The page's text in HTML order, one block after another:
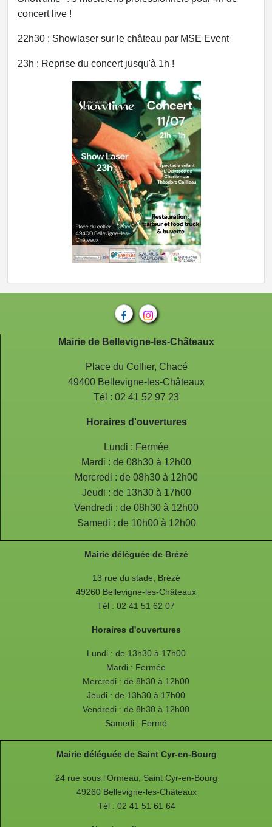
concert live !
22h30 : Showlaser sur le château par MSE Event
23h : Reprise du concert jusqu'à 1h !
Mairie de Bellevigne-les-Châteaux
Place du Collier, Chacé
49400 Bellevigne-les-Châteaux
Tél : 02 41 52 97 23
Horaires d'ouvertures
Lundi : Fermée
Mardi : de 08h30 à 12h00
Mercredi : de 08h30 à 12h00
Jeudi : de 13h30 à 17h00
Vendredi : de 08h30 à 12h00
Samedi : de 10h00 à 12h00
Mairie déléguée de Brézé
13 rue du stade, Brézé
49260 Bellevigne-les-Châteaux
Tél : 02 41 51 62 07
Horaires d'ouvertures
Lundi : de 13h30 à 17h00
Mardi : Fermée
Mercredi : de 8h30 à 12h00
Jeudi : de 13h30 à 17h00
Vendredi : de 8h30 à 12h00
Samedi : Fermé
Mairie déléguée de Saint Cyr-en-Bourg
24 rue sous l'Ormeau, Saint Cyr-en-Bourg
49260 Bellevigne-les-Châteaux
Tél : 02 41 51 61 64